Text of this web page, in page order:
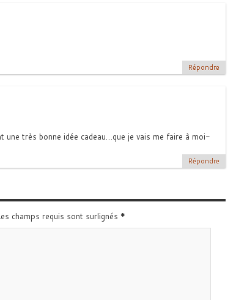
Répondre
une très bonne idée cadeau…que je vais me faire à moi-
Répondre
champs requis sont surlignés *